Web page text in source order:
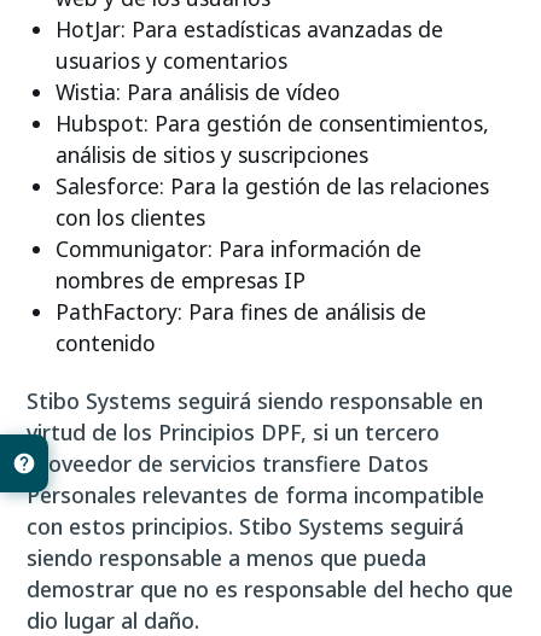
HotJar: Para estadísticas avanzadas de
usuarios y comentarios
Wistia: Para análisis de vídeo
Hubspot: Para gestión de consentimientos,
análisis de sitios y suscripciones
Salesforce: Para la gestión de las relaciones
con los clientes
Communigator: Para información de
nombres de empresas IP
PathFactory: Para fines de análisis de
contenido
Stibo Systems seguirá siendo responsable en
virtud de los Principios DPF, si un tercero
proveedor de servicios transfiere Datos
Personales relevantes de forma incompatible
con estos principios. Stibo Systems seguirá
siendo responsable a menos que pueda
demostrar que no es responsable del hecho que
dio lugar al daño.